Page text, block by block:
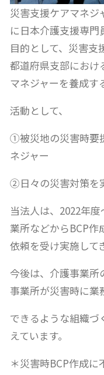
災害支援ケアマネジ
に日本介護支援専門
目的として、災害支
都道府県支部におけ
マネジャーを養成す
活動として、
①被災地の災害時要
ネジャー
②日々の災害対策を
当法人は、2022年
業所などからBCP作
依頼を受け実施して
今後は、介護事業所
事業所が災害時に業
できるような組織
えています。
＊災害時BCP作成に